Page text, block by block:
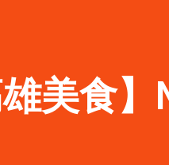
雄美食